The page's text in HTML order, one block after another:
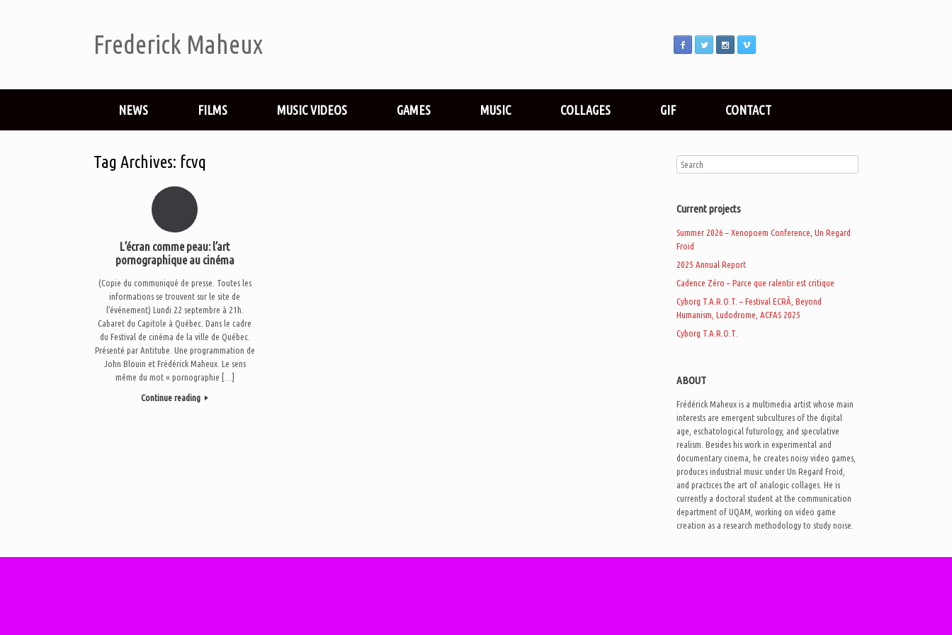
Frederick Maheux
NEWS FILMS MUSIC VIDEOS GAMES MUSIC COLLAGES GIF CONTACT
Tag Archives: fcvq
L’écran comme peau: l’art
pornographique au cinéma
(Copie du communiqué de presse. Toutes les
informations se trouvent sur le site de
l’événement) Lundi 22 septembre à 21h.
Cabaret du Capitole à Québec. Dans le cadre
du Festival de cinéma de la ville de Québec.
Présenté par Antitube. Une programmation de
John Blouin et Frédérick Maheux. Le sens
même du mot « pornographie […]
Continue reading
Current projects
Summer 2026 – Xenopoem Conference, Un Regard
Froid
2025 Annual Report
Cadence Zéro – Parce que ralentir est critique
Cyborg T.A.R.O.T. – Festival ECRÃ, Beyond
Humanism, Ludodrome, ACFAS 2025
Cyborg T.A.R.O.T.
ABOUT
Frédérick Maheux is a multimedia artist whose main
interests are emergent subcultures of the digital
age, eschatological futurology, and speculative
realism. Besides his work in experimental and
documentary cinema, he creates noisy video games,
produces industrial music under Un Regard Froid,
and practices the art of analogic collages. He is
currently a doctoral student at the communication
department of UQAM, working on video game
creation as a research methodology to study noise.